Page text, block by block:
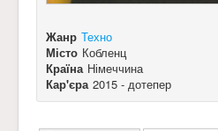
Жанр Техно
Місто Кобленц
Країна Німеччина
Кар'єра 2015 - дотепер